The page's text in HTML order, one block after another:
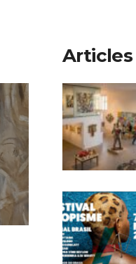
Articles